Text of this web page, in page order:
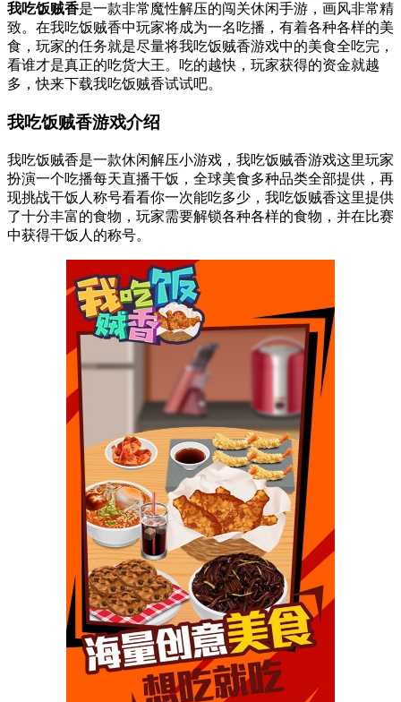
我吃饭贼香是一款非常魔性解压的闯关休闲手游，画风非常精
致。在我吃饭贼香中玩家将成为一名吃播，有着各种各样的美
食，玩家的任务就是尽量将我吃饭贼香游戏中的美食全吃完，
看谁才是真正的吃货大王。吃的越快，玩家获得的资金就越
多，快来下载我吃饭贼香试试吧。
我吃饭贼香游戏介绍
我吃饭贼香是一款休闲解压小游戏，我吃饭贼香游戏这里玩家
扮演一个吃播每天直播干饭，全球美食多种品类全部提供，再
现挑战干饭人称号看看你一次能吃多少，我吃饭贼香这里提供
了十分丰富的食物，玩家需要解锁各种各样的食物，并在比赛
中获得干饭人的称号。